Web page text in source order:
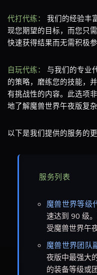
代打代练：
我们的经验丰
现您期望的目标，而您只
快速获得结果而无需积极参
自玩代练：
与我们的专业
的策略，磨练您的技能，
有挑战性的内容。此选项
地了解魔兽世界午夜版复杂
以下是我们提供的服务的更
服务列表
魔兽世界等级
速达到 90 级
受魔兽世界午
魔兽世界团队
夜版中最强大
的装备等级或